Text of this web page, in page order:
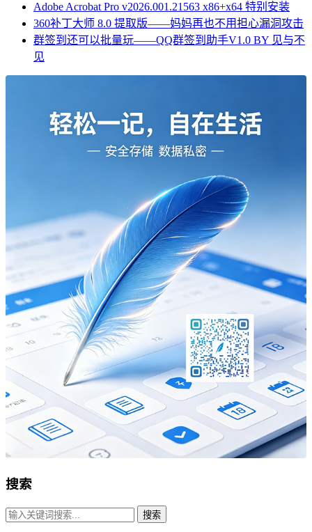
Adobe Acrobat Pro v2026.001.21563 x86+x64 特别安装
360补丁大师 8.0 提取版——妈妈再也不用担心漏洞攻击
群签到还可以批量玩——QQ群签到助手V1.0 BY 见与不
见
搜索
搜索